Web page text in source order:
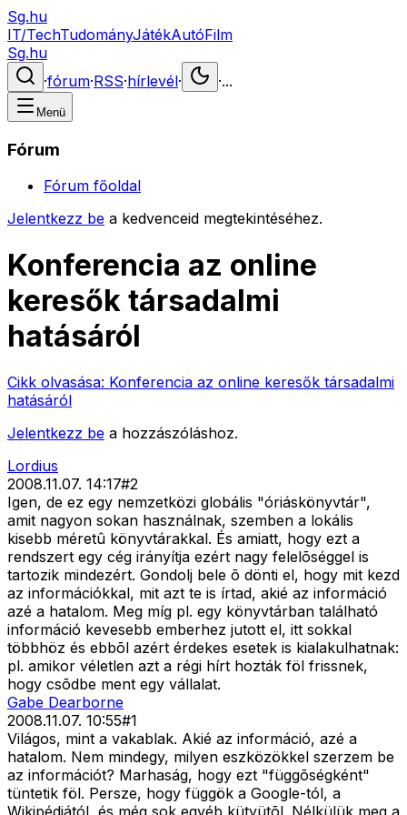
Sg.hu
IT/TechTudományJátékAutóFilm
Sg.hu
·fórum·RSS·hírlevél· ·...
Menü
Fórum
Fórum főoldal
Jelentkezz be a kedvenceid megtekintéséhez.
Konferencia az online
keresők társadalmi
hatásáról
Cikk olvasása: Konferencia az online keresők társadalmi
hatásáról
Jelentkezz be a hozzászóláshoz.
Lordius
2008.11.07. 14:17#2
Igen, de ez egy nemzetközi globális "óriáskönyvtár",
amit nagyon sokan használnak, szemben a lokális
kisebb méretû könyvtárakkal. És amiatt, hogy ezt a
rendszert egy cég irányítja ezért nagy felelõséggel is
tartozik mindezért. Gondolj bele õ dönti el, hogy mit kezd
az információkkal, mit azt te is írtad, akié az információ
azé a hatalom. Meg míg pl. egy könyvtárban található
információ kevesebb emberhez jutott el, itt sokkal
többhöz és ebbõl azért érdekes esetek is kialakulhatnak:
pl. amikor véletlen azt a régi hírt hozták föl frissnek,
hogy csõdbe ment egy vállalat.
Gabe Dearborne
2008.11.07. 10:55#1
Világos, mint a vakablak. Akié az információ, azé a
hatalom. Nem mindegy, milyen eszközökkel szerzem be
az információt? Marhaság, hogy ezt "függõségként"
tüntetik föl. Persze, hogy függök a Google-tól, a